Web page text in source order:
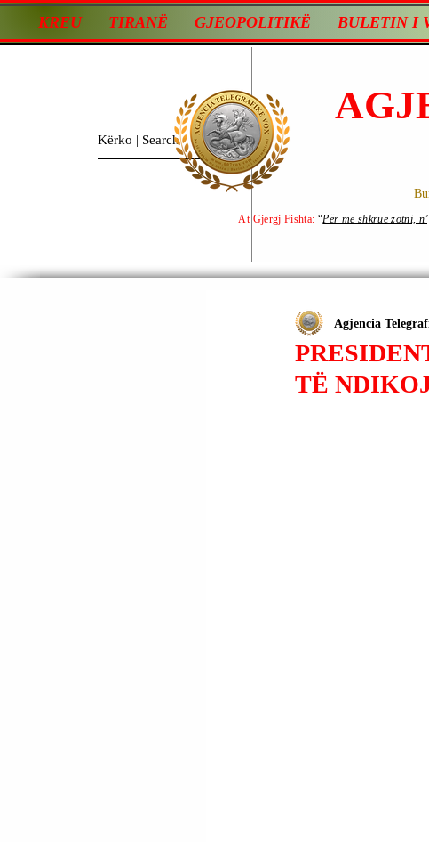
KREU TIRANË GJEOPOLITIKË BULETIN I
At Gjergj Fishta: “Për me shkrue zotni,
TË
Agjencia